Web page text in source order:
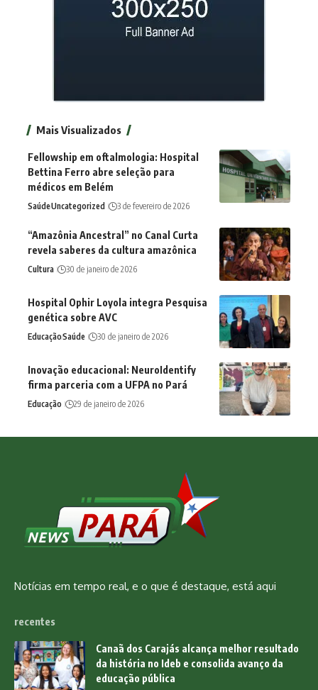
Mais Visualizados
Fellowship em oftalmologia: Hospital
Bettina Ferro abre seleção para
médicos em Belém
SaúdeUncategorized 3 de fevereiro de 2026
“Amazônia Ancestral” no Canal Curta
revela saberes da cultura amazônica
Cultura 30 de janeiro de 2026
Hospital Ophir Loyola integra Pesquisa
genética sobre AVC
EducaçãoSaúde 30 de janeiro de 2026
Inovação educacional: NeuroIdentify
firma parceria com a UFPA no Pará
Educação 29 de janeiro de 2026
Notícias em tempo real, e o que é destaque, está aqui
recentes
Canaã dos Carajás alcança melhor resultado
da história no Ideb e consolida avanço da
educação pública